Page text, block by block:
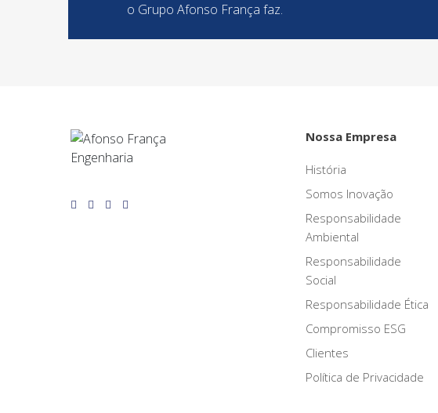
o Grupo Afonso França faz.
Nossa Empresa
História
Somos Inovação
Responsabilidade
Ambiental
Responsabilidade
Social
Responsabilidade Ética
Compromisso ESG
Clientes
Política de Privacidade